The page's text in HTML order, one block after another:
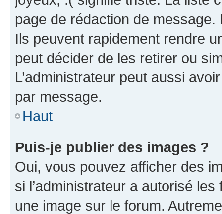
page de rédaction de
Ils peuvent rapidement rendre
peut décider de les retirer ou
L’administrateur peut aussi
par message.
Haut
Puis-je publier des images ?
Oui, vous pouvez afficher des
si l’administrateur a autorisé
une image sur le forum.